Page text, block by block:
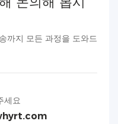
까지 모든 과정을 도와드
세요